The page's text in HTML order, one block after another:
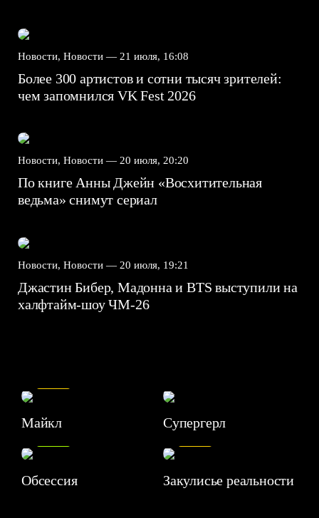
Новости, Новости — 21 июля, 16:08
Более 300 артистов и сотни тысяч зрителей:
чем запомнился VK Fest 2026
Новости, Новости — 20 июля, 20:20
По книге Анны Джейн «Восхитительная
ведьма» снимут сериал
Новости, Новости — 20 июля, 19:21
Джастин Бибер, Мадонна и BTS выступили на
халфтайм-шоу ЧМ-26
Майкл Супергерл
Обсессия
7.1
Закулисье реальности